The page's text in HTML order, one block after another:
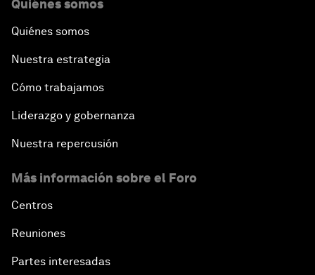
Quiénes somos
Quiénes somos
Nuestra estrategia
Cómo trabajamos
Liderazgo y gobernanza
Nuestra repercusión
Más información sobre el Foro
Centros
Reuniones
Partes interesadas